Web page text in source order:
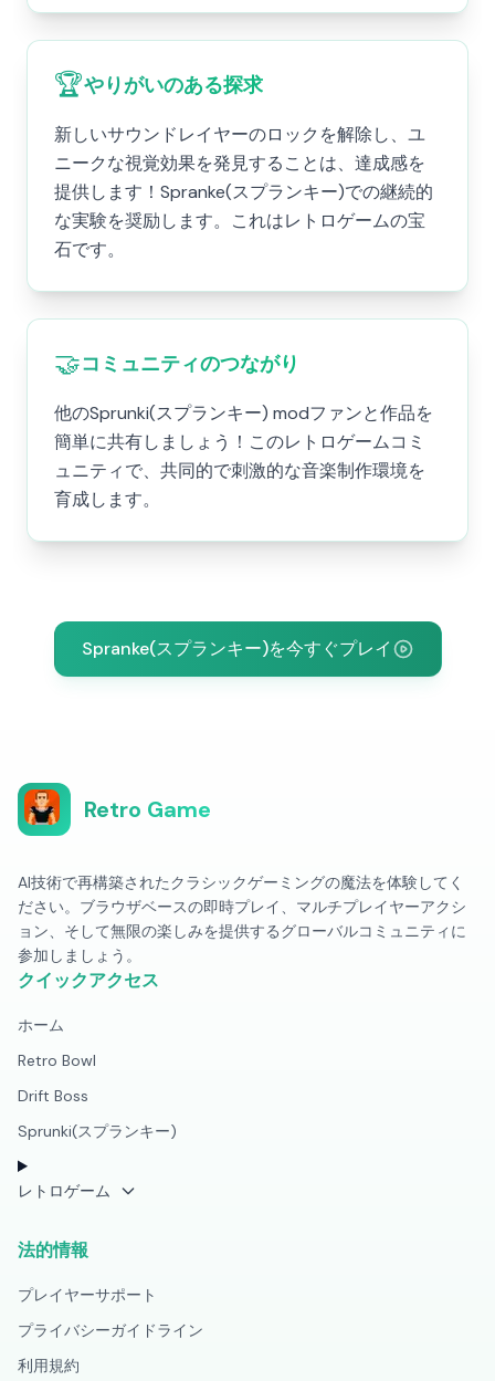
🏆やりがいのある探求
新しいサウンドレイヤーのロックを解除し、ユ
ニークな視覚効果を発見することは、達成感を
提供します！Spranke(スプランキー)での継続的
な実験を奨励します。これはレトロゲームの宝
石です。
🤝コミュニティのつながり
他のSprunki(スプランキー) modファンと作品を
簡単に共有しましょう！このレトロゲームコミ
ュニティで、共同的で刺激的な音楽制作環境を
育成します。
Spranke(スプランキー)を今すぐプレイ
Retro Game
AI技術で再構築されたクラシックゲーミングの魔法を体験してく
ださい。ブラウザベースの即時プレイ、マルチプレイヤーアクシ
ョン、そして無限の楽しみを提供するグローバルコミュニティに
参加しましょう。
クイックアクセス
ホーム
Retro Bowl
Drift Boss
Sprunki(スプランキー)
レトロゲーム
法的情報
プレイヤーサポート
プライバシーガイドライン
利用規約